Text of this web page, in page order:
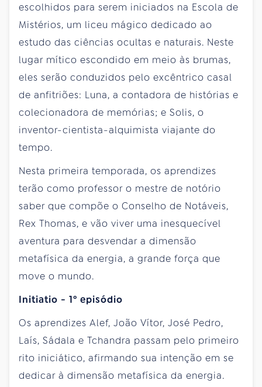
escolhidos para serem iniciados na Escola de
Mistérios, um liceu mágico dedicado ao
estudo das ciências ocultas e naturais. Neste
lugar mítico escondido em meio às brumas,
eles serão conduzidos pelo excêntrico casal
de anfitriões: Luna, a contadora de histórias e
colecionadora de memórias; e Solis, o
inventor-cientista-alquimista viajante do
tempo.
Nesta primeira temporada, os aprendizes
terão como professor o mestre de notório
saber que compõe o Conselho de Notáveis,
Rex Thomas, e vão viver uma inesquecível
aventura para desvendar a dimensão
metafísica da energia, a grande força que
move o mundo.
Initiatio - 1º episódio
Os aprendizes Alef, João Vítor, José Pedro,
Laís, Sádala e Tchandra passam pelo primeiro
rito iniciático, afirmando sua intenção em se
dedicar à dimensão metafísica da energia.